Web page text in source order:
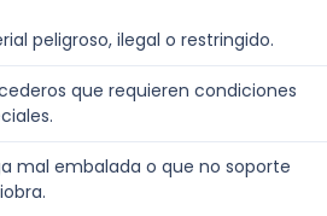
peligroso, ilegal o restringido.
que requieren condiciones
mal embalada o que no soporte